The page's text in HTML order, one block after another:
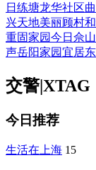
日练塘龙华社区
兴天地美丽顾村
重固家园今日佘山
声岳阳家园宜居
交警|XTAG
今日推荐
生活在上海 15